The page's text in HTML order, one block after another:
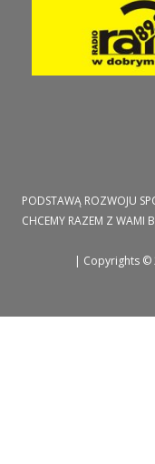
PODSTAWĄ ROZWOJU
CHCEMY RAZEM Z WAMI
| Copyrights ©